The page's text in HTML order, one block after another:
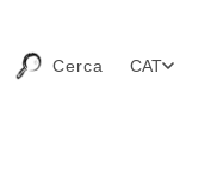
Cerca CAT